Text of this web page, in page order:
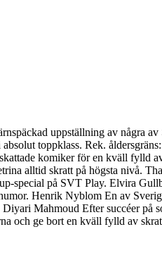
uppställning av några
toppklass. Rek.
komiker för en kväll
alltid skratt på högsta nivå.
special på SVT Play. Elvira
Henrik Nyblom En av
Mahmoud Efter succéer
och ge bort en kväll fylld av